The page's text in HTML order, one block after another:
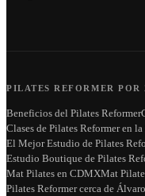
PILATES REFORMER
Beneficios del Pilates Reformer
Clases de Pilates Reformer en
El Mejor Estudio de Pilates
Estudio Boutique de Pilates
Mat Pilates en CDMXMat
Pilates Reformer cerca de